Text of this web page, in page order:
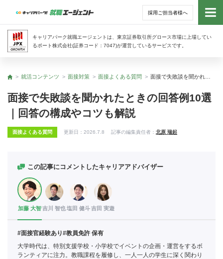
採用ご担当者様へ
キャリアパーク就職エージェントは、東京証券取引所グロース市場に上場してい
るポート株式会社(証券コード：7047)が運営しているサービスです。
トッ
トップ
就活コンテンツ 面接対策 面接よくある質問
面接で失敗談を聞かれたときの回答例10選
｜回答の構成やコツも解説
面接よくある質問 更新日： 2026.7.8 記事の編集責任者： 北原 瑞起
この記事にコメントしたキャリアアドバイザー
加藤 大智吉川 智也塩田 健斗吉田 実遊
#面接官経験あり#教員免許 保有
大学時代は、特別支援学校・小学校でイベントの企画・運営をするボ
ランティアに注力。教職課程を履修し、一人一人の学生に深く関わり